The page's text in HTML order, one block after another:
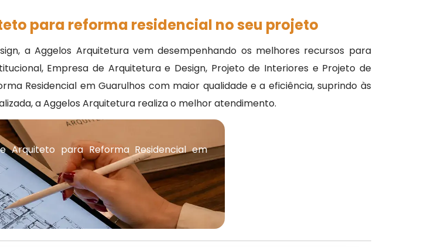
para reforma residencial no seu projeto
a Aggelos Arquitetura vem desempenhando os melhores recursos para
Empresa de Arquitetura e Design, Projeto de Interiores e Projeto de
Residencial em Guarulhos com maior qualidade e a eficiência, suprindo às
a Aggelos Arquitetura realiza o melhor atendimento.
para Reforma Residencial em